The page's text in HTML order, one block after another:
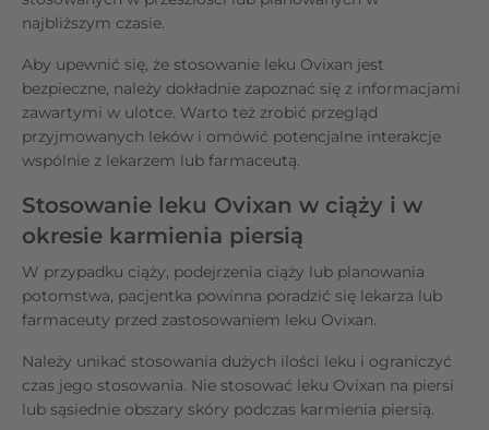
najbliższym czasie.
Aby upewnić się, że stosowanie leku Ovixan jest
bezpieczne, należy dokładnie zapoznać się z informacjami
zawartymi w ulotce. Warto też zrobić przegląd
przyjmowanych leków i omówić potencjalne interakcje
wspólnie z lekarzem lub farmaceutą.
Stosowanie leku Ovixan w ciąży i w
okresie karmienia piersią
W przypadku ciąży, podejrzenia ciąży lub planowania
potomstwa, pacjentka powinna poradzić się lekarza lub
farmaceuty przed zastosowaniem leku Ovixan.
Należy unikać stosowania dużych ilości leku i ograniczyć
czas jego stosowania. Nie stosować leku Ovixan na piersi
lub sąsiednie obszary skóry podczas karmienia piersią.